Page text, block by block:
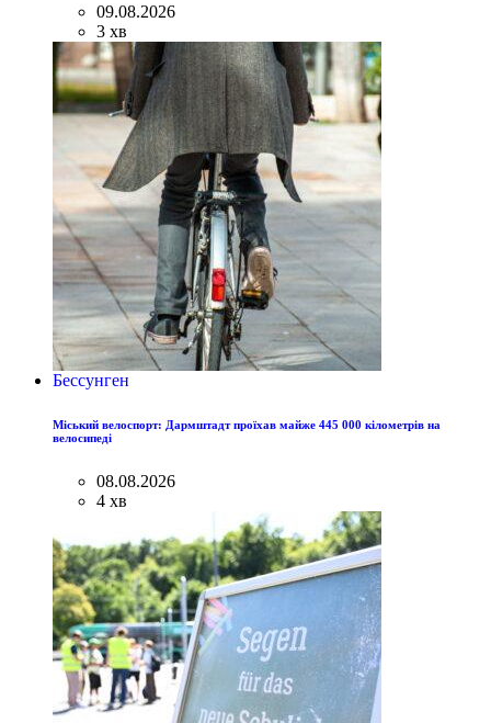
09.08.2026
3 хв
Бессунген
Міський велоспорт: Дармштадт проїхав майже 445 000 кілометрів на
велосипеді
08.08.2026
4 хв